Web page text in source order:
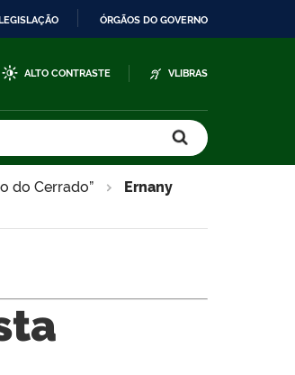
ÓRGÃOS DO GOVERNO
ALTO CONTRASTE VLIBRAS
do Cerrado”
Ernany